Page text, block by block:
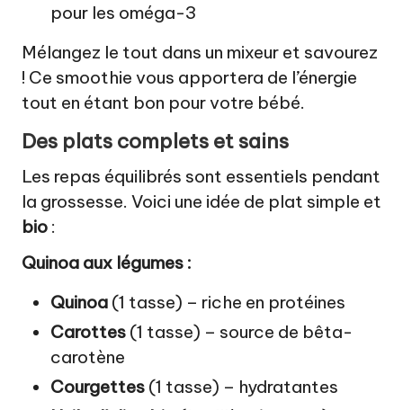
pour les oméga-3
Mélangez le tout dans un mixeur et savourez
! Ce smoothie vous apportera de l’énergie
tout en étant bon pour votre bébé.
Des plats complets et sains
Les repas équilibrés sont essentiels pendant
la grossesse. Voici une idée de plat simple et
bio :
Quinoa aux légumes :
Quinoa (1 tasse) – riche en protéines
Carottes (1 tasse) – source de bêta-
carotène
Courgettes (1 tasse) – hydratantes